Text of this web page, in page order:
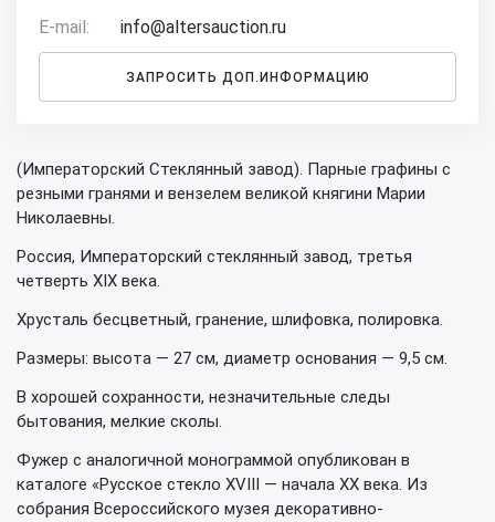
E-mail: info@altersauction.ru
ЗАПРОСИТЬ ДОП.ИНФОРМАЦИЮ
(Императорский Стеклянный завод). Парные графины с
резными гранями и вензелем великой княгини Марии
Николаевны.
Россия, Императорский стеклянный завод, третья
четверть XIX века.
Хрусталь бесцветный, гранение, шлифовка, полировка.
Размеры: высота — 27 см, диаметр основания — 9,5 см.
В хорошей сохранности, незначительные следы
бытования, мелкие сколы.
Фужер с аналогичной монограммой опубликован в
каталоге «Русское стекло XVIII — начала XX века. Из
собрания Всероссийского музея декоративно-